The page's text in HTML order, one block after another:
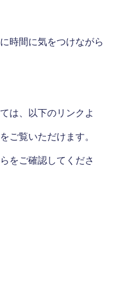
時間に気をつけながら
は、以下のリンクよ
ご覧いただけます。
をご確認してくださ